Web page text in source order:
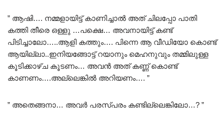
” ആഷി…. നമ്മളായിട്ട് കാണിച്ചാൽ അത് ചിലപ്പോ പാതി
കത്തി തീരെ ഒള്ളു …പക്ഷെ… അവനായിട്ട് കണ്ട്
പിടിച്ചാലോ…..ആളി കത്തും…. പിന്നെ ആ വീഡിയോ കൊണ്ട്
ആയില്ലാ..ഇനിയങ്ങോട്ട് റയാനും മെഹനുവും തമ്മിലുള്ള
കൂടിക്കാഴ്ച കൂടണം… അവൻ അത് കണ്ണ് കൊണ്ട്
കാണണം….അല്ലെങ്കിൽ അറിയണം…. ”
” അതെങ്ങനാ… അവർ പരസ്പരം കണ്ടില്ലെങ്കിലോ…? ”